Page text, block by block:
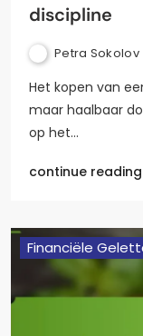
discipline
Petra Sokolov
Het kopen van
maar haalbaar
op het…
continue
Financiële